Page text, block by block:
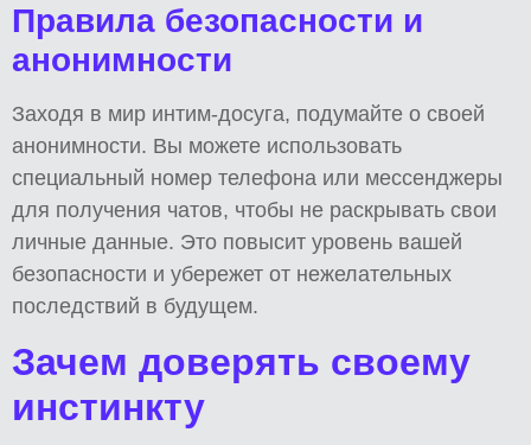
Правила безопасности и
анонимности
Заходя в мир интим-досуга, подумайте о своей
анонимности. Вы можете использовать
специальный номер телефона или мессенджеры
для получения чатов, чтобы не раскрывать свои
личные данные. Это повысит уровень вашей
безопасности и убережет от нежелательных
последствий в будущем.
Зачем доверять своему
инстинкту